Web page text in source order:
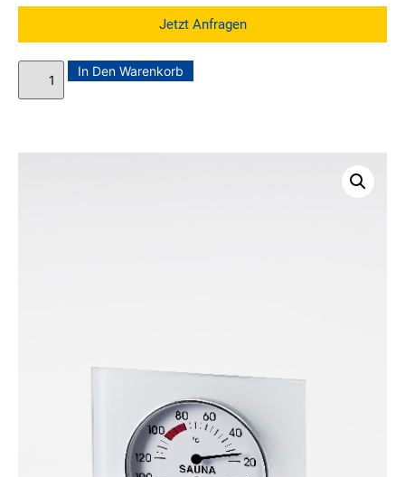
Jetzt Anfragen
In Den Warenkorb